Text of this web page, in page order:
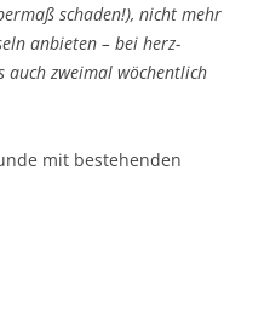
schaden!), nicht mehr
anbieten – bei herz-
auch zweimal wöchentlich
mit bestehenden